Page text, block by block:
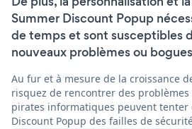
Summer Discount Popup
de temps et sont susceptibles
nouveaux problèmes ou
Au fur et à mesure de la croissance
risquez de rencontrer des
pirates informatiques peuvent tenter
Discount Popup des failles de